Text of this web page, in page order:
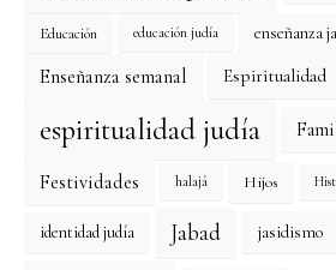
Educación educación judía enseñanza
Enseñanza semanal Espiritualidad
espiritualidad judía
Festividades halajá Hijos
identidad judía Jabad jasidismo